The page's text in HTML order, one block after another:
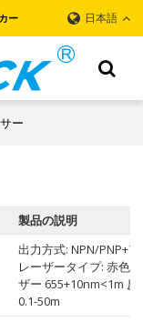
ー 日本語
ー
製品の説明
出力方式: NPN/PNP+
レーザータイプ: 赤色
ザー 655+10nm<1m
0.1-50m